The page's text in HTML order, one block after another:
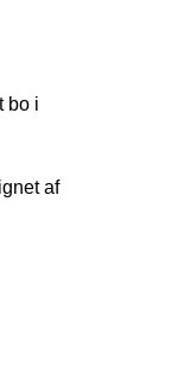
bo i
af